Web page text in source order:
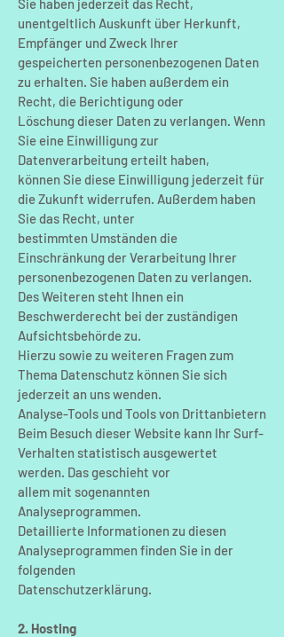
Sie haben jederzeit das Recht,
unentgeltlich Auskunft über Herkunft,
Empfänger und Zweck Ihrer
gespeicherten personenbezogenen Daten
zu erhalten. Sie haben außerdem ein
Recht, die Berichtigung oder
Löschung dieser Daten zu verlangen. Wenn
Sie eine Einwilligung zur
Datenverarbeitung erteilt haben,
können Sie diese Einwilligung jederzeit für
die Zukunft widerrufen. Außerdem haben
Sie das Recht, unter
bestimmten Umständen die
Einschränkung der Verarbeitung Ihrer
personenbezogenen Daten zu verlangen.
Des Weiteren steht Ihnen ein
Beschwerderecht bei der zuständigen
Aufsichtsbehörde zu.
Hierzu sowie zu weiteren Fragen zum
Thema Datenschutz können Sie sich
jederzeit an uns wenden.
Analyse-Tools und Tools von Drittanbietern
Beim Besuch dieser Website kann Ihr Surf-
Verhalten statistisch ausgewertet
werden. Das geschieht vor
allem mit sogenannten
Analyseprogrammen.
Detaillierte Informationen zu diesen
Analyseprogrammen finden Sie in der
folgenden
Datenschutzerklärung.
2. Hosting